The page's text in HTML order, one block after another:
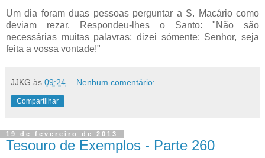
Um dia foram duas pessoas perguntar a S. Macário como
deviam rezar. Respondeu-lhes o Santo: "Não são
necessárias muitas palavras; dizei sómente: Senhor, seja
feita a vossa vontade!"
JJKG às 09:24 Nenhum comentário:
Compartilhar
19 de fevereiro de 2013
Tesouro de Exemplos - Parte 260